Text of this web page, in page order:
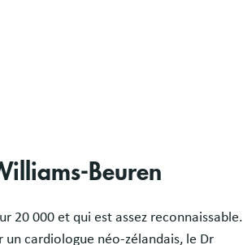
Beuren
20 000 et qui est assez reconnaissable.
cardiologue néo-zélandais, le Dr